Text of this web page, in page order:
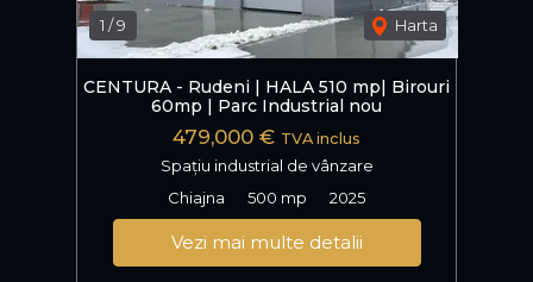
1 /9 Harta
CENTURA - Rudeni | HALA 510 mp| Birouri
60mp | Parc Industrial nou
479,000 € TVA inclus
Spațiu industrial de vânzare
Chiajna
500 mp 2025
Vezi mai multe detalii